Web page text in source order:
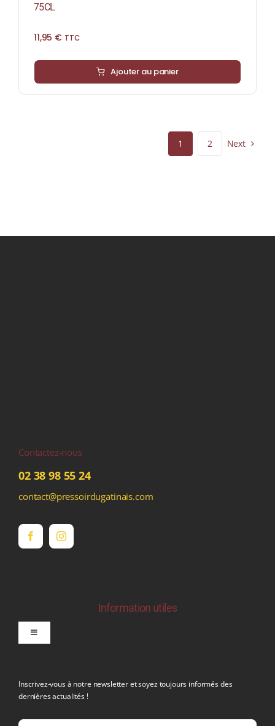
75CL
11,95 € TTC
Ajouter au panier
1 2 Next
Contactez-nous
02 38 98 55 24
contact@pressoirdugatinais.com
Information utiles
Toggle
Inscrivez-vous à notre newsletter et soyez toujours informés des
dernières actualités !